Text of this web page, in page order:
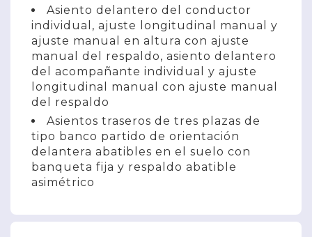
Asiento delantero del conductor
individual, ajuste longitudinal manual y
ajuste manual en altura con ajuste
manual del respaldo, asiento delantero
del acompañante individual y ajuste
longitudinal manual con ajuste manual
del respaldo
Asientos traseros de tres plazas de
tipo banco partido de orientación
delantera abatibles en el suelo con
banqueta fija y respaldo abatible
asimétrico